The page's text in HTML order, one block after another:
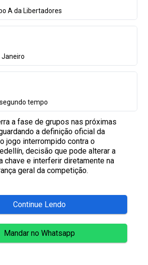
A da Libertadores
Janeiro
tempo
a fase de grupos nas próximas
a definição oficial da
jogo interrompido contra o
decisão que pode alterar a
chave e interferir diretamente na
geral da competição.
Continue Lendo
Mandar no Whatsapp